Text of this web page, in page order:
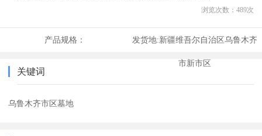
浏览次数： 489次
产品规格： 发货地:新疆维吾尔自治区乌鲁木齐
市新市区
关键词
乌鲁木齐市区墓地